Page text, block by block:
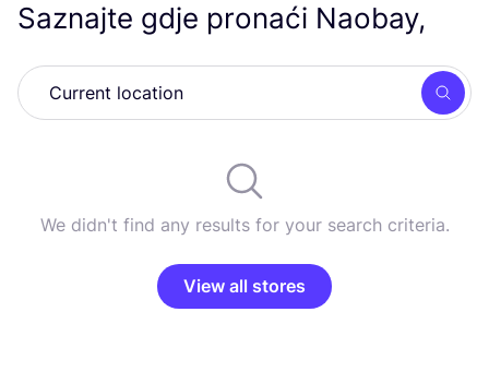
Saznajte gdje pronaći Naobay,
We didn't find any results for your search criteria.
View all stores